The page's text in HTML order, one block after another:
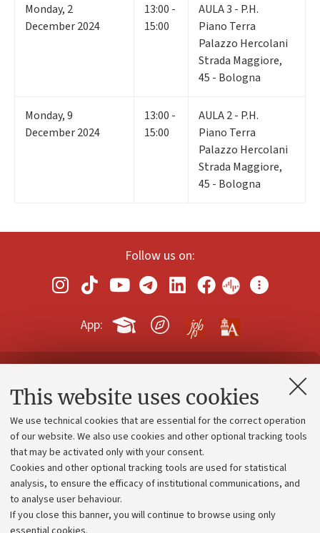
This website uses cookies
We use technical cookies that are essential for the correct operation
of our website. We also use cookies and other optional tracking tools
that may be activated only with your consent.
Cookies and other optional tracking tools are used for statistical
analysis, to ensure the efficacy of institutional communications, and
to analyse user behaviour.
If you close this banner, you will continue to browse using only
Monday, 2
December 2024
13:00 -
15:00
AULA 3 - P.H.
Piano Terra
Palazzo Hercolani
Strada Maggiore,
45 - Bologna
Monday,9
December 2024
13:00 -
15:00
AULA 2 - P.H.
Piano Terra
Palazzo Hercolani
Strada Maggiore,
45 - Bologna
Follow us on:
App:
Contacts and certified e-mail (PEC)
Administrative divisions
Work with us
Alumni community
Strategic plan
University budgets